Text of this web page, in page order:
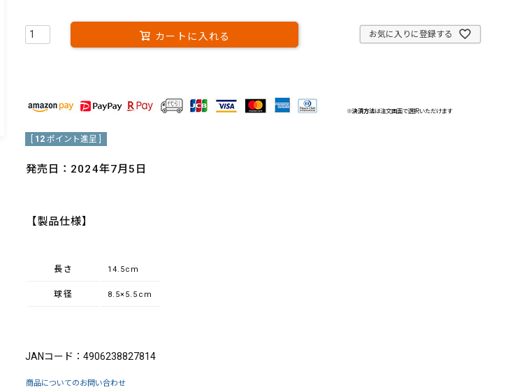
お気に入りに登録する
カートに入れる
※決済方法は注文画面で選択いただけます
12 ポイント進呈 ]
発売日：2024年7月5日
【製品仕様】
長さ 14.5cm
球径 8.5×5.5cm
JANコード：4906238827814
商品についてのお問い合わせ